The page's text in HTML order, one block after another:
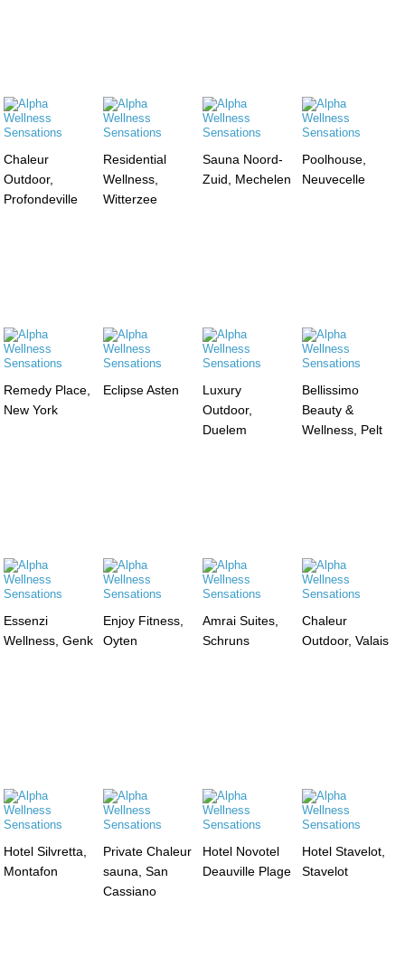
Chaleur
Outdoor,
Profondeville
Residential
Wellness,
Witterzee
Sauna Noord-
Zuid, Mechelen
Poolhouse,
Neuvecelle
Remedy Place,
New York
Eclipse Asten
Luxury
Outdoor,
Duelem
Bellissimo
Beauty &
Wellness, Pelt
Essenzi
Wellness, Genk
Enjoy Fitness,
Oyten
Amrai Suites,
Schruns
Chaleur
Outdoor, Valais
Hotel Silvretta,
Montafon
Private Chaleur
sauna, San
Cassiano
Hotel Novotel
Deauville Plage
Hotel Stavelot,
Stavelot